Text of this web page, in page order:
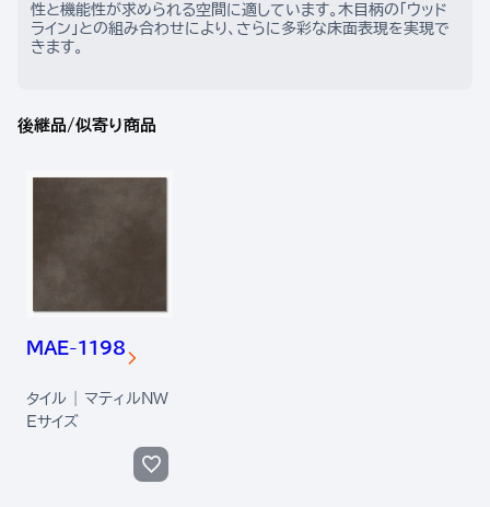
性と機能性が求められる空間に適しています。木目柄の「ウッド
ライン」との組み合わせにより、さらに多彩な床面表現を実現で
きます。
後継品/似寄り商品
MAE-1198
タイル | マティルNW
Eサイズ